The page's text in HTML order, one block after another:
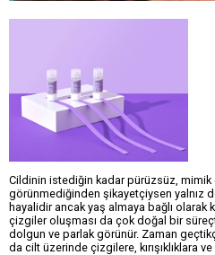
Cildinin istediğin kadar pürüzsüz,
görünmediğinden şikayetçiysen yalnız
hayalidir ancak yaş almaya bağlı olarak
çizgiler oluşması da çok doğal bir
dolgun ve parlak görünür. Zaman
da cilt üzerinde çizgilere, kırışıklıklara